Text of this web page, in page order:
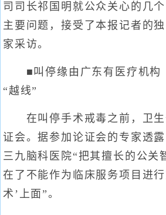
司司长祁国明就公众关心的几个
主要问题，接受了本报记者的独
家采访。
■叫停缘由广东有医疗机构
“越线”
在叫停手术戒毒之前，卫生
证会。据参加论证会的专家透
三九脑科医院“把其擅长的公关
在了不能作为临床服务项目进
术’上面”。